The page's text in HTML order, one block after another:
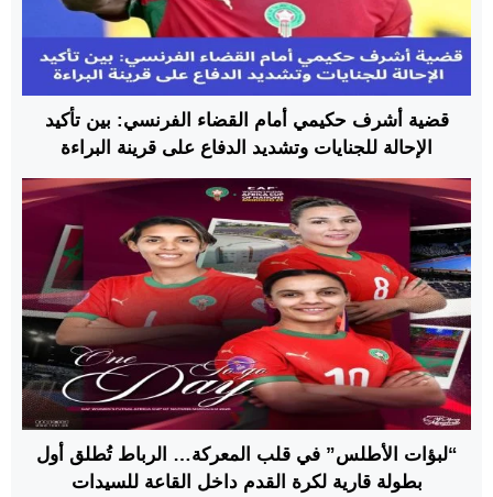
قضية أشرف حكيمي أمام القضاء الفرنسي: بين تأكيد
الإحالة للجنايات وتشديد الدفاع على قرينة البراءة
“لبؤات الأطلس” في قلب المعركة… الرباط تُطلق أول
بطولة قارية لكرة القدم داخل القاعة للسيدات